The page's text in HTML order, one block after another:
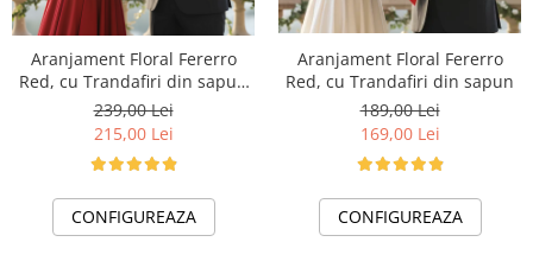
Aranjament Floral Fererro
Red, cu Trandafiri din sapun
EC45-29
239,00 Lei
215,00 Lei
CONFIGUREAZA
Aranjament Floral Fererro
Red, cu Trandafiri din sapun
189,00 Lei
169,00 Lei
CONFIGUREAZA